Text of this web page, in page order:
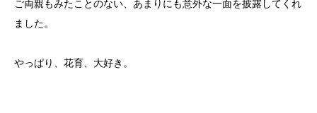
ご両親もみたことのない、あまりにも意外な一面を披露してくれ
ました。
やっぱり、花育、大好き。